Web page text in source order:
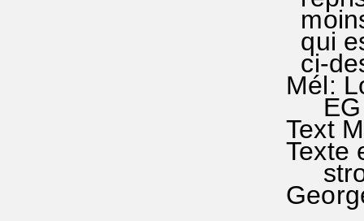
qui
ci-
Mél:
EG
Text
Texte